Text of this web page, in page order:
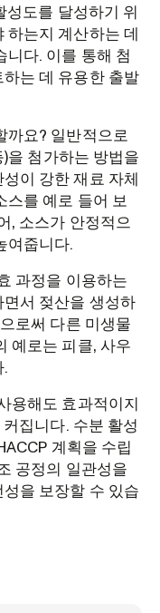
성도를 달성하기 위
하는지 계산하는 데
니다. 이를 통해 첨
는 데 유용한 출발
까요? 일반적으로
을 첨가하는 방법을
이 강한 재료 자체
스를 예로 들어 보
, 소스가 안정적으
여줍니다.
과정을 이용하는
서 젖산을 생성하
로써 다른 미생물
예로는 피클, 사우
용해도 효과적이지
집니다. 수분 활성
계획을 수립
공정의 일관성을
을 보장할 수 있습